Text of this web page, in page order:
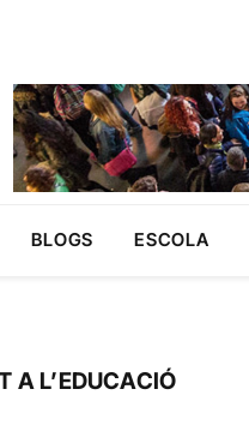
BLOGS ESCOLA
A L’EDUCACIÓ